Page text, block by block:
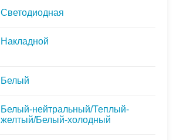
Светодиодная
Накладной
Белый
Белый-нейтральный/Теплый-
желтый/Белый-холодный